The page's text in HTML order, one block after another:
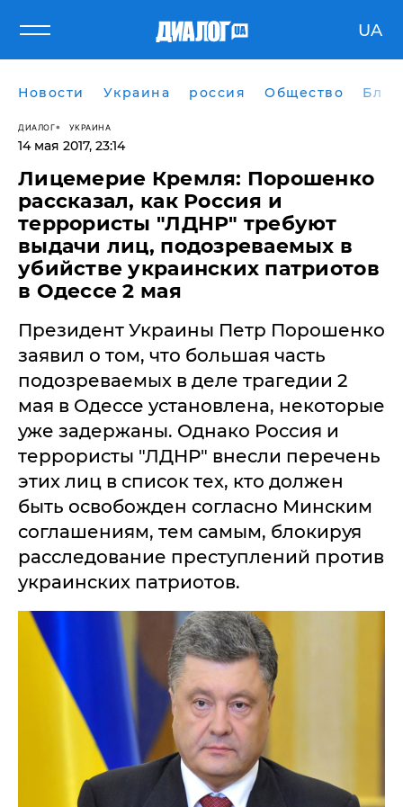
UA
Новости Украина россия Общество
ДИАЛОГ УКРАИНА
14 мая 2017, 23:14
Лицемерие Кремля: Порошенко
рассказал, как Россия и
террористы "ЛДНР" требуют
выдачи лиц, подозреваемых в
убийстве украинских патриотов
в Одессе 2 мая
Президент Украины Петр Порошенко
заявил о том, что большая часть
подозреваемых в деле трагедии 2
мая в Одессе установлена, некоторые
уже задержаны. Однако Россия и
террористы "ЛДНР" внесли перечень
этих лиц в список тех, кто должен
быть освобожден согласно Минским
соглашениям, тем самым, блокируя
расследование преступлений против
украинских патриотов.